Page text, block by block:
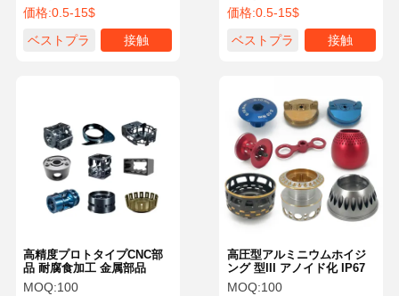
ビデオ
わたしたち
使用できます.
価格:0.5-15$
ベストプラ
接触
価格:0.5-15$
ベストプラ
接触
高圧型アルミニウムホイジ
ング 型III アノイド化 IP67
MOQ:100
高精度プロトタイプCNC部
品 耐腐食加工 金属部品
MOQ:100